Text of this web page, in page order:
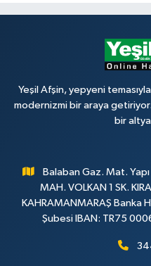
Yeşil Afşin, yepyeni
modernizmi bir araya
bir
Balaban Gaz. Mat.
MAH. VOLKAN 1 SK.
KAHRAMANMARAŞ Banka
Şubesi IBAN: TR75